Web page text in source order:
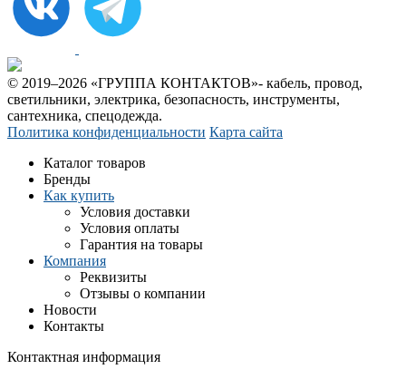
© 2019–2026 «ГРУППА КОНТАКТОВ»- кабель, провод,
светильники, электрика, безопасность, инструменты,
сантехника, спецодежда.
Политика конфиденциальности Карта сайта
Каталог товаров
Бренды
Как купить
Условия доставки
Условия оплаты
Гарантия на товары
Компания
Реквизиты
Отзывы о компании
Новости
Контакты
Контактная информация